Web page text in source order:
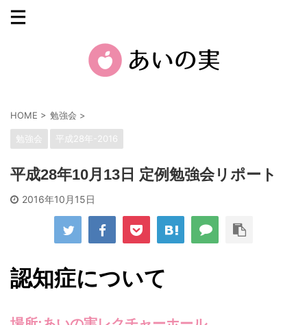
HOME > 勉強会 >
勉強会 平成28年-2016
平成28年10月13日 定例勉強会リポート
2016年10月15日
認知症について